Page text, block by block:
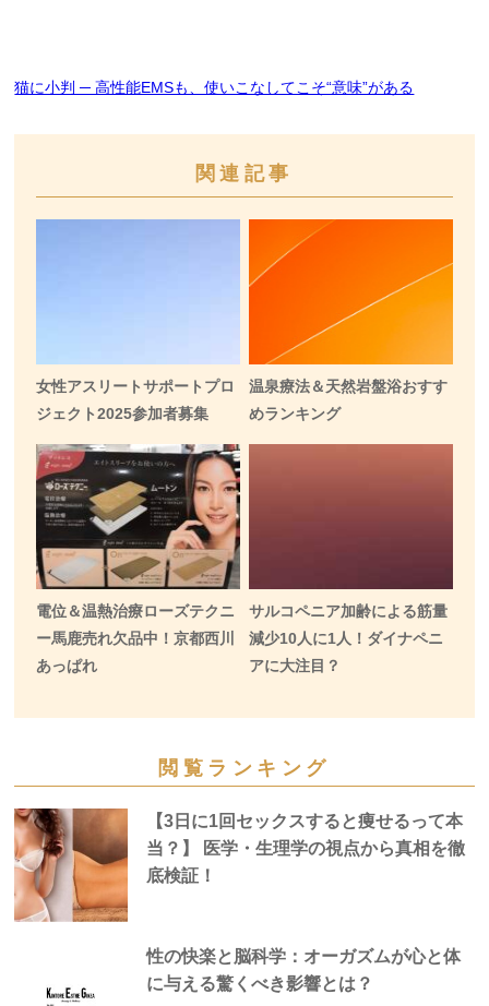
猫に小判 ─ 高性能EMSも、使いこなしてこそ“意味”がある
関連記事
女性アスリートサポートプロ
ジェクト2025参加者募集
温泉療法＆天然岩盤浴おすす
めランキング
電位＆温熱治療ローズテクニ
ー馬鹿売れ欠品中！京都西川
あっぱれ
サルコペニア加齢による筋量
減少10人に1人！ダイナペニ
アに大注目？
閲覧ランキング
【3日に1回セックスすると痩せるって本
当？】 医学・生理学の視点から真相を徹
底検証！
性の快楽と脳科学：オーガズムが心と体
に与える驚くべき影響とは？